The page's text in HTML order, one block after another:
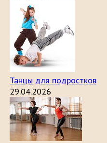
Танцы для подростков
29.04.2026